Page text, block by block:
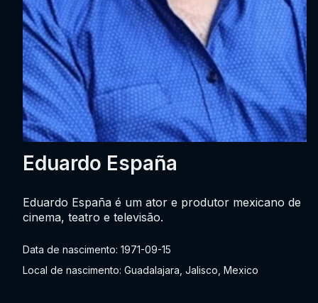
Eduardo España
Data de nascimento: 1971-09-15
Local de nascimento: Guadalajara, Jalisco, Mexico
Eduardo España é um ator e produtor mexicano de
cinema, teatro e televisão.